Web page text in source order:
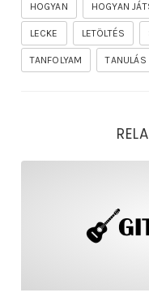
HOGYAN HOGYAN
LECKE LETÖLTÉS
TANFOLYAM TANULÁS